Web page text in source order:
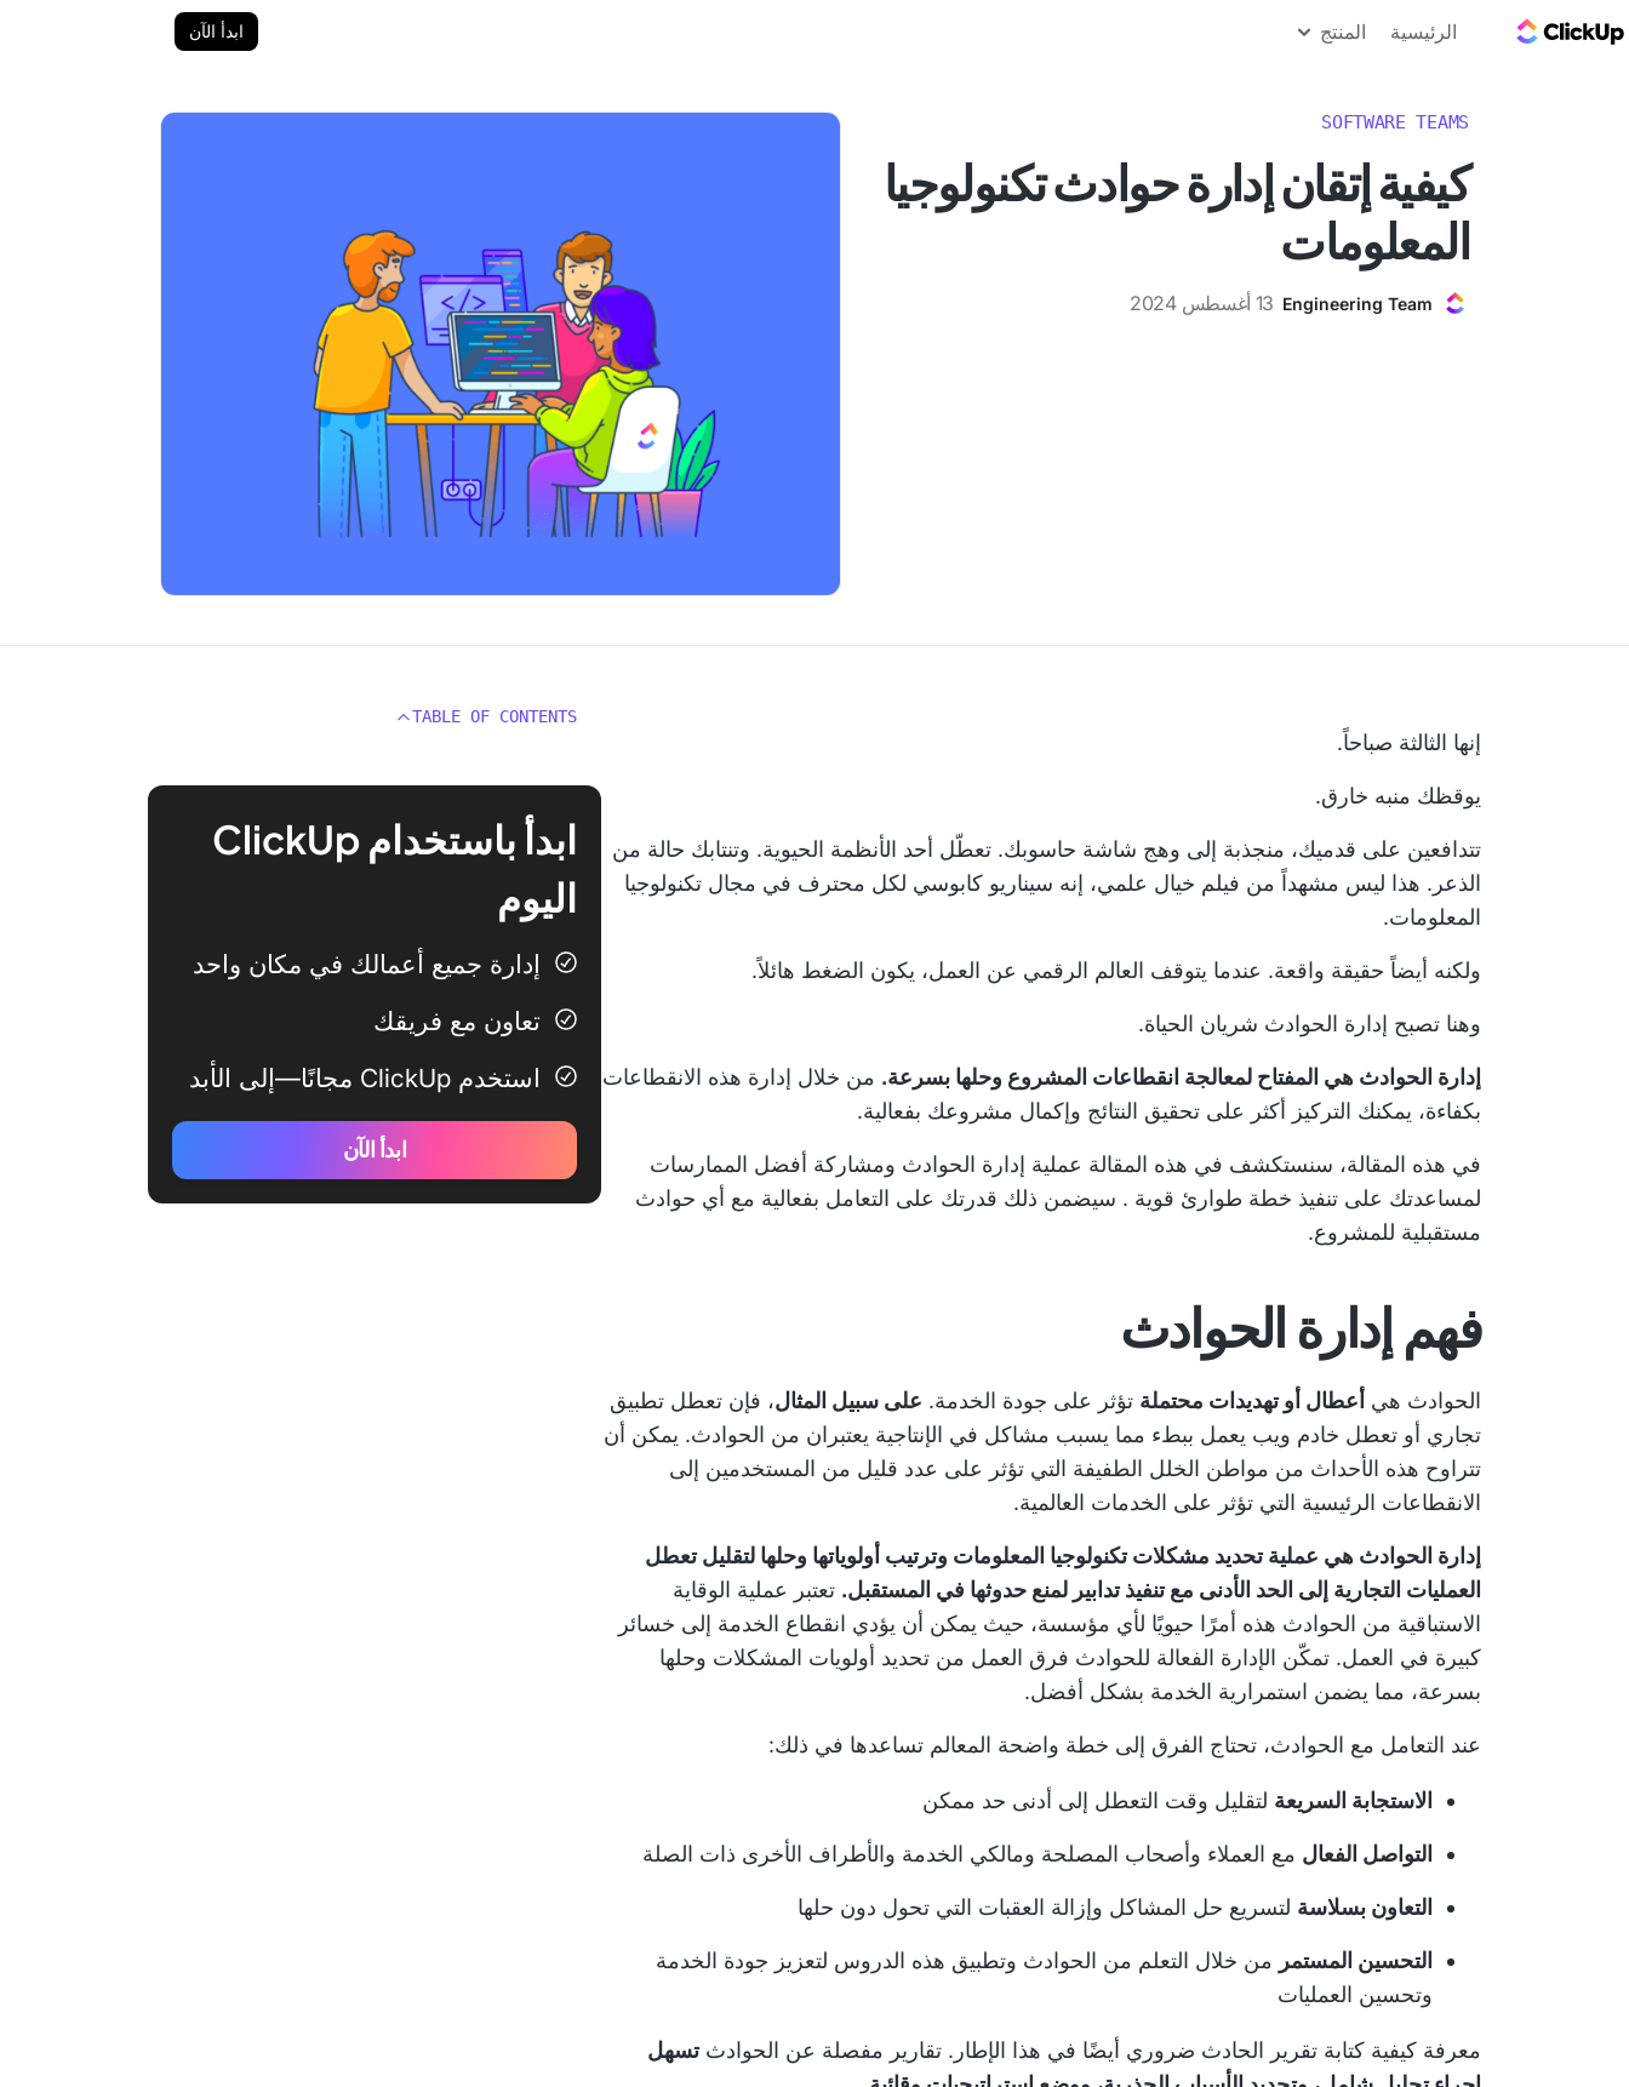
الرئيسية المنتج ابدأ الآن
SOFTWARE TEAMS
كيفية إتقان إدارة حوادث تكنولوجيا
المعلومات
Engineering Team 13 أغسطس 2024
إنها الثالثة صباحاً.
يوقظك منبه خارق.
تتدافعين على قدميك، منجذبة إلى وهج شاشة حاسوبك. تعطّل أحد الأنظمة الحيوية. وتنتابك حالة من
الذعر. هذا ليس مشهداً من فيلم خيال علمي، إنه سيناريو كابوسي لكل محترف في مجال تكنولوجيا
المعلومات.
ولكنه أيضاً حقيقة واقعة. عندما يتوقف العالم الرقمي عن العمل، يكون الضغط هائلاً.
وهنا تصبح إدارة الحوادث شريان الحياة.
إدارة الحوادث هي المفتاح لمعالجة انقطاعات المشروع وحلها بسرعة. من خلال إدارة هذه الانقطاعات
بكفاءة، يمكنك التركيز أكثر على تحقيق النتائج وإكمال مشروعك بفعالية.
في هذه المقالة، سنستكشف في هذه المقالة عملية إدارة الحوادث ومشاركة أفضل الممارسات
لمساعدتك على تنفيذ خطة طوارئ قوية . سيضمن ذلك قدرتك على التعامل بفعالية مع أي حوادث
مستقبلية للمشروع.
فهم إدارة الحوادث
الحوادث هي أعطال أو تهديدات محتملة تؤثر على جودة الخدمة. على سبيل المثال، فإن تعطل تطبيق
تجاري أو تعطل خادم ويب يعمل ببطء مما يسبب مشاكل في الإنتاجية يعتبران من الحوادث. يمكن أن
تتراوح هذه الأحداث من مواطن الخلل الطفيفة التي تؤثر على عدد قليل من المستخدمين إلى
الانقطاعات الرئيسية التي تؤثر على الخدمات العالمية.
إدارة الحوادث هي عملية تحديد مشكلات تكنولوجيا المعلومات وترتيب أولوياتها وحلها لتقليل تعطل
العمليات التجارية إلى الحد الأدنى مع تنفيذ تدابير لمنع حدوثها في المستقبل. تعتبر عملية الوقاية
الاستباقية من الحوادث هذه أمرًا حيويًا لأي مؤسسة، حيث يمكن أن يؤدي انقطاع الخدمة إلى خسائر
كبيرة في العمل. تمكّن الإدارة الفعالة للحوادث فرق العمل من تحديد أولويات المشكلات وحلها
بسرعة، مما يضمن استمرارية الخدمة بشكل أفضل.
عند التعامل مع الحوادث، تحتاج الفرق إلى خطة واضحة المعالم تساعدها في ذلك:
الاستجابة السريعة لتقليل وقت التعطل إلى أدنى حد ممكن
التواصل الفعال مع العملاء وأصحاب المصلحة ومالكي الخدمة والأطراف الأخرى ذات الصلة
التعاون بسلاسة لتسريع حل المشاكل وإزالة العقبات التي تحول دون حلها
التحسين المستمر من خلال التعلم من الحوادث وتطبيق هذه الدروس لتعزيز جودة الخدمة
وتحسين العمليات
معرفة كيفية كتابة تقرير الحادث ضروري أيضًا في هذا الإطار. تقارير مفصلة عن الحوادثتسهل
TABLE OF CONTENTS
ابدأ باستخدام ClickUp
اليوم
إدارة جميع أعمالك في مكان واحد
تعاون مع فريقك
استخدم ClickUp مجانًا—إلى الأبد
ابدأ الآن